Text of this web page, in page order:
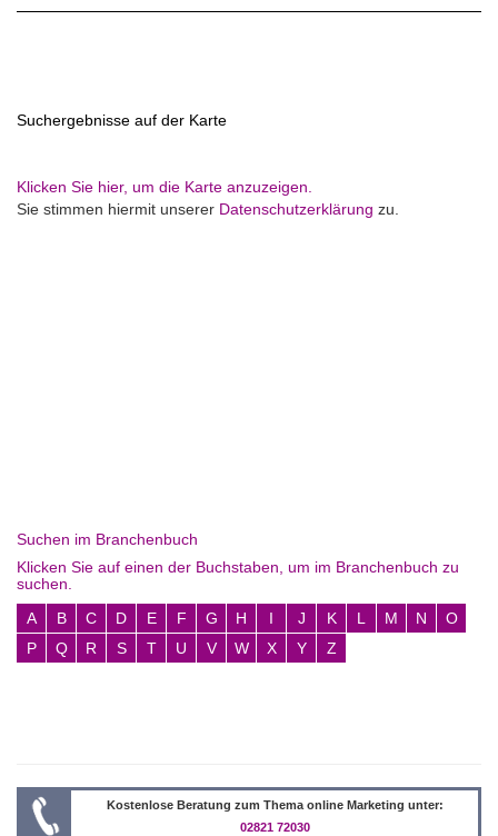
Suchergebnisse auf der Karte
Klicken Sie hier, um die Karte anzuzeigen.
Sie stimmen hiermit unserer Datenschutzerklärung zu.
Suchen im Branchenbuch
Klicken Sie auf einen der Buchstaben, um im Branchenbuch zu
suchen.
A
B C D E F G H I J K L M N
O
P
Q R S T U V W X Y Z
Kostenlose Beratung zum Thema online Marketing unter:
02821 72030